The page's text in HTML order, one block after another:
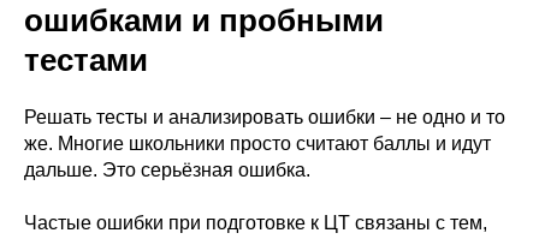
ошибками и пробными
тестами
Решать тесты и анализировать ошибки – не одно и то
же. Многие школьники просто считают баллы и идут
дальше. Это серьёзная ошибка.
Частые ошибки при подготовке к ЦТ связаны с тем,